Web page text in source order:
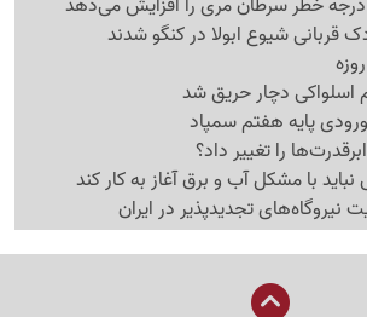
اسلواکی دچار حریق شد
ورودی پایه هفتم سمپاد
را تغییر داد؟
با مشکل آب و برق آغاز به کار کند
تجدیدپذیر در ایران